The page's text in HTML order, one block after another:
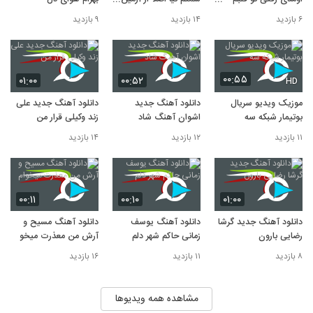
اومدی واسه زخمام شدی
مرهم
۶ بازدید
2AFM
۱۴ بازدید ۹ بازدید
۰۰:۵۵ HD
موزیک ویدیو سریال
بوتیمار شبکه سه
۱۱ بازدید
۰۰:۵۲
دانلود آهنگ جدید
اشوان آهنگ شاد
۱۲ بازدید
۰۱:۰۰
دانلود آهنگ جدید علی
زند وکیلی قرار من
۱۴ بازدید
۰۱:۰۰
دانلود آهنگ جدید گرشا
رضایی بارون
۸ بازدید
۰۰:۱۰
دانلود آهنگ یوسف
زمانی حاکم شهر دلم
۱۱ بازدید
۰۰:۱۱
دانلود آهنگ مسیح و
آرش من معذرت میخوام
۱۶ بازدید
مشاهده همه ویدیوها